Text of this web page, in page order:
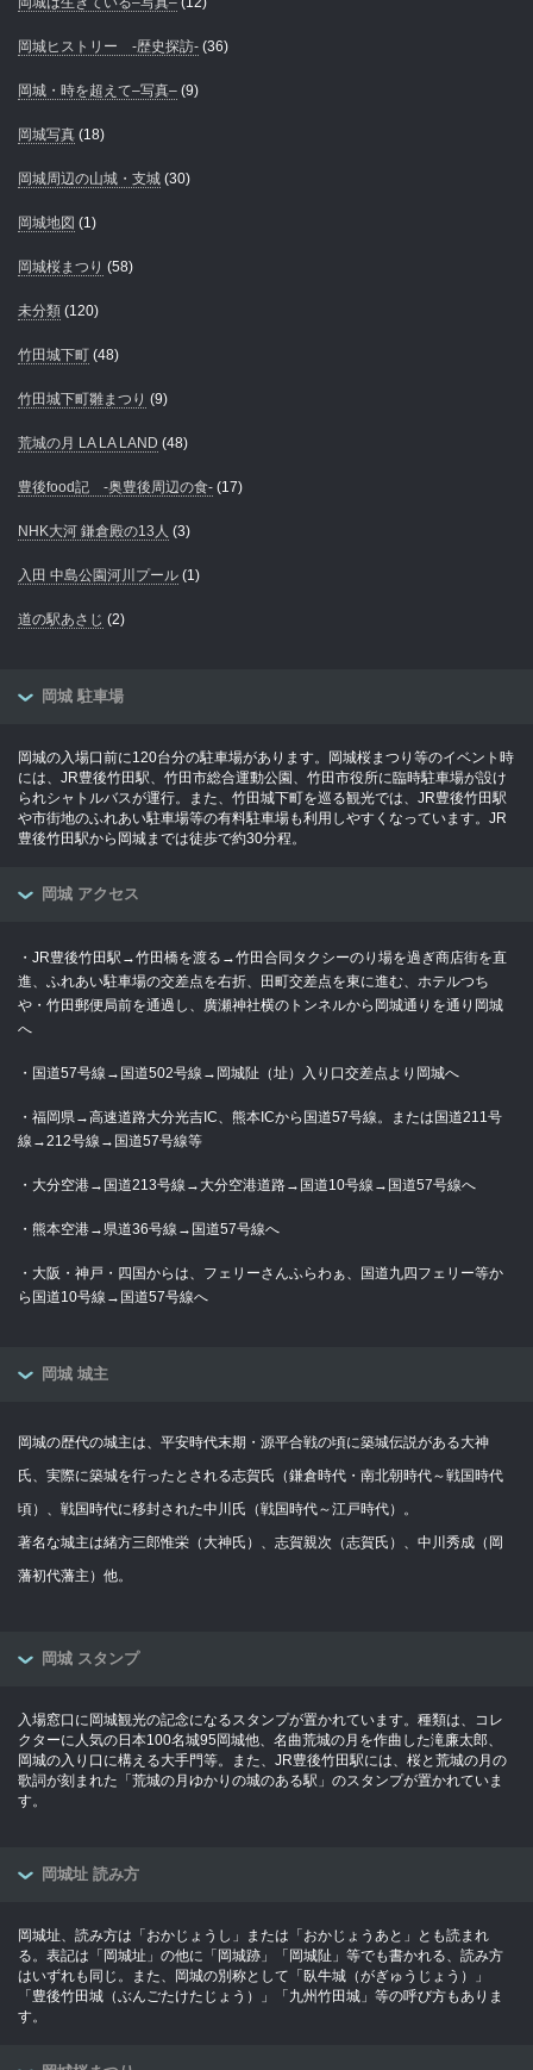
岡城ヒストリー -歴史探訪- (36)
岡城・時を超えて–写真– (9)
岡城写真 (18)
岡城周辺の山城・支城 (30)
岡城地図 (1)
岡城桜まつり (58)
未分類 (120)
竹田城下町 (48)
竹田城下町雛まつり (9)
荒城の月 LA LA LAND (48)
豊後food記 -奥豊後周辺の食- (17)
NHK大河 鎌倉殿の13人 (3)
入田 中島公園河川プール (1)
道の駅あさじ (2)
岡城 駐車場
岡城の入場口前に120台分の駐車場があります。岡城桜まつり等のイベント時
には、JR豊後竹田駅、竹田市総合運動公園、竹田市役所に臨時駐車場が設け
られシャトルバスが運行。また、竹田城下町を巡る観光では、JR豊後竹田駅
や市街地のふれあい駐車場等の有料駐車場も利用しやすくなっています。JR
豊後竹田駅から岡城までは徒歩で約30分程。
岡城 アクセス
・JR豊後竹田駅→竹田橋を渡る→竹田合同タクシーのり場を過ぎ商店街を直
進、ふれあい駐車場の交差点を右折、田町交差点を東に進む、ホテルつち
や・竹田郵便局前を通過し、廣瀬神社横のトンネルから岡城通りを通り岡城
へ
・国道57号線→国道502号線→岡城阯（址）入り口交差点より岡城へ
・福岡県→高速道路大分光吉IC、熊本ICから国道57号線。または国道211号
線→212号線→国道57号線等
・大分空港→国道213号線→大分空港道路→国道10号線→国道57号線へ
・熊本空港→県道36号線→国道57号線へ
・大阪・神戸・四国からは、フェリーさんふらわぁ、国道九四フェリー等か
ら国道10号線→国道57号線へ
岡城 城主
岡城の歴代の城主は、平安時代末期・源平合戦の頃に築城伝説がある大神
氏、実際に築城を行ったとされる志賀氏（鎌倉時代・南北朝時代～戦国時代
頃）、戦国時代に移封された中川氏（戦国時代～江戸時代）。
著名な城主は緒方三郎惟栄（大神氏）、志賀親次（志賀氏）、中川秀成（岡
藩初代藩主）他。
岡城 スタンプ
入場窓口に岡城観光の記念になるスタンプが置かれています。種類は、コレ
クターに人気の日本100名城95岡城他、名曲荒城の月を作曲した滝廉太郎、
岡城の入り口に構える大手門等。また、JR豊後竹田駅には、桜と荒城の月の
歌詞が刻まれた「荒城の月ゆかりの城のある駅」のスタンプが置かれていま
す。
岡城址 読み方
岡城址、読み方は「おかじょうし」または「おかじょうあと」とも読まれ
る。表記は「岡城址」の他に「岡城跡」「岡城阯」等でも書かれる、読み方
はいずれも同じ。また、岡城の別称として「臥牛城（がぎゅうじょう）」
「豊後竹田城（ぶんごたけたじょう）」「九州竹田城」等の呼び方もありま
す。